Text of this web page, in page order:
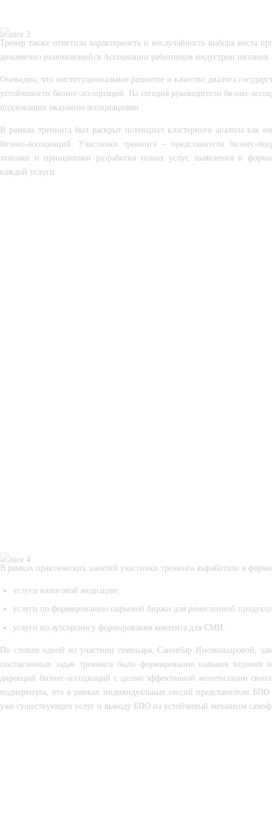
Тренер также отметила характерность и неслучайность выбора места
динамично развивающейся Ассоциации работников индустрии питания.
Очевидно, что институциональное развитие и качество диалога
устойчивости бизнес-ассоциаций. На сегодня руководители бизнес-
подлежащих оказанию ассоциациями.
В рамках тренинга был раскрыт потенциал кластерного анализа как
бизнес-ассоциаций. Участники тренинга – представители бизнес-
этапами и принципами разработки новых услуг, выявления и
каждой услуги.
В рамках практических занятий участники тренинга выработали в
услуги налоговой медиации;
услуги по формированию сырьевой биржи для ремесленной
услуги по аутсорсингу формирования контента для СМИ.
По словам одной из участниц семинара, Сановбар Имомназаровой,
поставленных задач тренинга было формирование навыков ведения
дирекций бизнес-ассоциаций с целью эффективной монетизации
подчеркнула, что в рамках индивидуальных сессий представители
уже существующих услуг и выводу БПО на устойчивый механизм